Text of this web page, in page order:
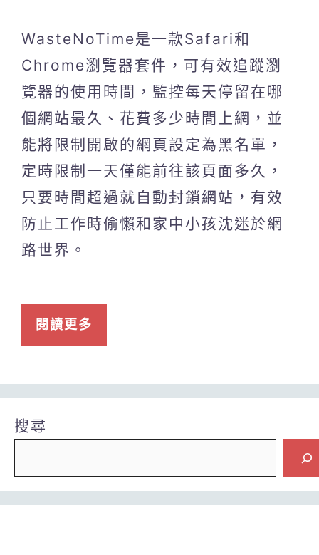
WasteNoTime是一款Safari和
Chrome瀏覽器套件，可有效追蹤瀏
覽器的使用時間，監控每天停留在哪
個網站最久、花費多少時間上網，並
能將限制開啟的網頁設定為黑名單，
定時限制一天僅能前往該頁面多久，
只要時間超過就自動封鎖網站，有效
防止工作時偷懶和家中小孩沈迷於網
路世界。
閱讀更多
搜尋